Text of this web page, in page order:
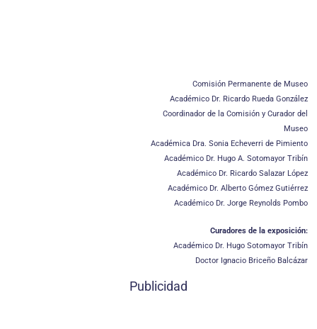
Comisión Permanente de Museo
Académico Dr. Ricardo Rueda González
Coordinador de la Comisión y Curador del
Museo
Académica Dra. Sonia Echeverri de Pimiento
Académico Dr. Hugo A. Sotomayor Tribín
Académico Dr. Ricardo Salazar López
Académico Dr. Alberto Gómez Gutiérrez
Académico Dr. Jorge Reynolds Pombo
Curadores de la exposición:
Académico Dr. Hugo Sotomayor Tribín
Doctor Ignacio Briceño Balcázar
Publicidad